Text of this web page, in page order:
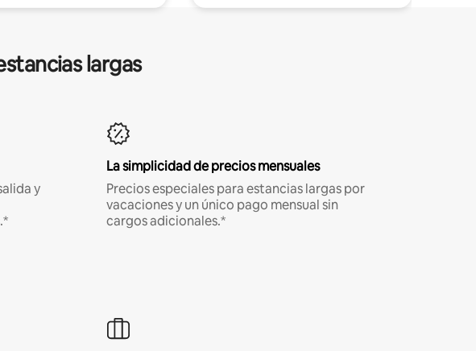
largas
y
La simplicidad de precios mensuales
Precios especiales para estancias largas por
vacaciones y un único pago mensual sin
cargos adicionales.*